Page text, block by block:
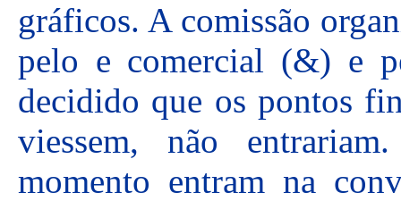
gráficos. A comissão
pelo e comercial (&) e
decidido que os pontos
viessem, não
momento entram na